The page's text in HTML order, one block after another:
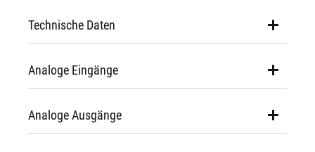
Technische Daten
Analoge Eingänge
Analoge Ausgänge